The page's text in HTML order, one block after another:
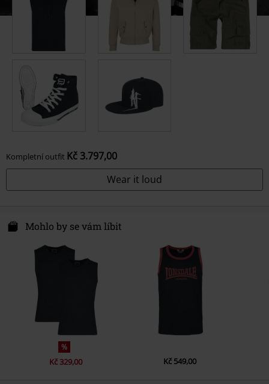
Kompletní outfit Kč 3.797,00
Wear it loud
Mohlo by se vám líbit
%
Kč 329,00 Kč 549,00